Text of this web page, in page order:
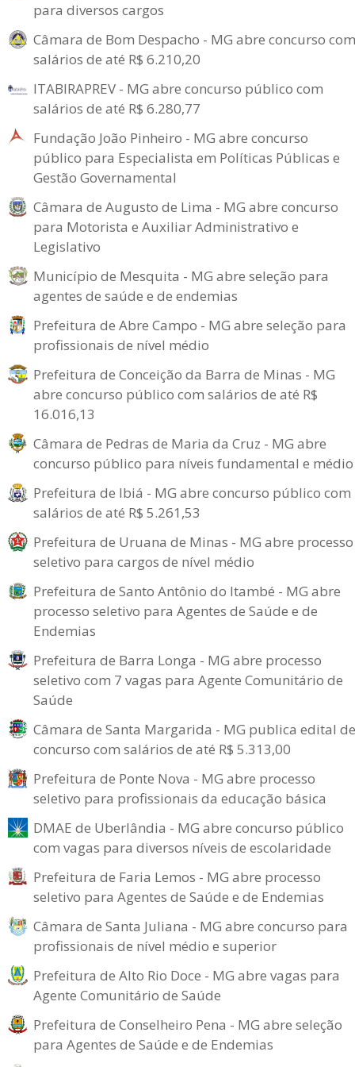
para diversos cargos
Câmara de Bom Despacho - MG abre concurso com
salários de até R$ 6.210,20
ITABIRAPREV - MG abre concurso público com
salários de até R$ 6.280,77
Fundação João Pinheiro - MG abre concurso
público para Especialista em Políticas Públicas e
Gestão Governamental
Câmara de Augusto de Lima - MG abre concurso
para Motorista e Auxiliar Administrativo e
Legislativo
Município de Mesquita - MG abre seleção para
agentes de saúde e de endemias
Prefeitura de Abre Campo - MG abre seleção para
profissionais de nível médio
Prefeitura de Conceição da Barra de Minas - MG
abre concurso público com salários de até R$
16.016,13
Câmara de Pedras de Maria da Cruz - MG abre
concurso público para níveis fundamental e médio
Prefeitura de Ibiá - MG abre concurso público com
salários de até R$ 5.261,53
Prefeitura de Uruana de Minas - MG abre processo
seletivo para cargos de nível médio
Prefeitura de Santo Antônio do Itambé - MG abre
processo seletivo para Agentes de Saúde e de
Endemias
Prefeitura de Barra Longa - MG abre processo
seletivo com 7 vagas para Agente Comunitário de
Saúde
Câmara de Santa Margarida - MG publica edital de
concurso com salários de até R$ 5.313,00
Prefeitura de Ponte Nova - MG abre processo
seletivo para profissionais da educação básica
DMAE de Uberlândia - MG abre concurso público
com vagas para diversos níveis de escolaridade
Prefeitura de Faria Lemos - MG abre processo
seletivo para Agentes de Saúde e de Endemias
Câmara de Santa Juliana - MG abre concurso para
profissionais de nível médio e superior
Prefeitura de Alto Rio Doce - MG abre vagas para
Agente Comunitário de Saúde
Prefeitura de Conselheiro Pena - MG abre seleção
para Agentes de Saúde e de Endemias